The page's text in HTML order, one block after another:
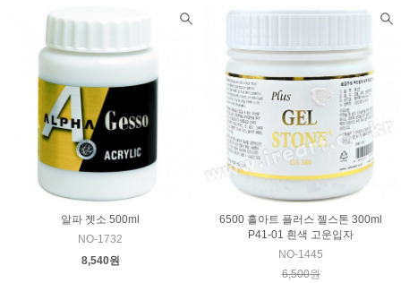
알파 젯소 500ml
NO-1732
8,540원
6500 홀아트 플러스 젤스톤 300ml
P41-01 흰색 고운입자
NO-1445
6,500원